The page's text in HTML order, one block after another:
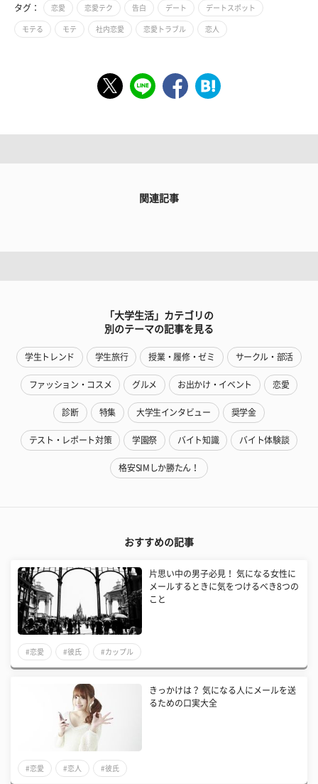
タグ： 恋愛 恋愛テク 告白 デート デートスポット
モテる モテ 社内恋愛 恋愛トラブル 恋人
関連記事
「大学生活」カテゴリの
別のテーマの記事を見る
学生トレンド 学生旅行 授業・履修・ゼミ サークル・部活
ファッション・コスメ グルメ お出かけ・イベント 恋愛
診断 特集 大学生インタビュー 奨学金
テスト・レポート対策 学園祭 バイト知識 バイト体験談
格安SIMしか勝たん！
おすすめの記事
片思い中の男子必見！ 気になる女性に
メールするときに気をつけるべき8つの
こと
#恋愛 #彼氏 #カップル
きっかけは？ 気になる人にメールを送
るための口実大全
#恋愛 #恋人 #彼氏